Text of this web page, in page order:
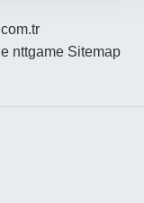
nttgame Sitemap